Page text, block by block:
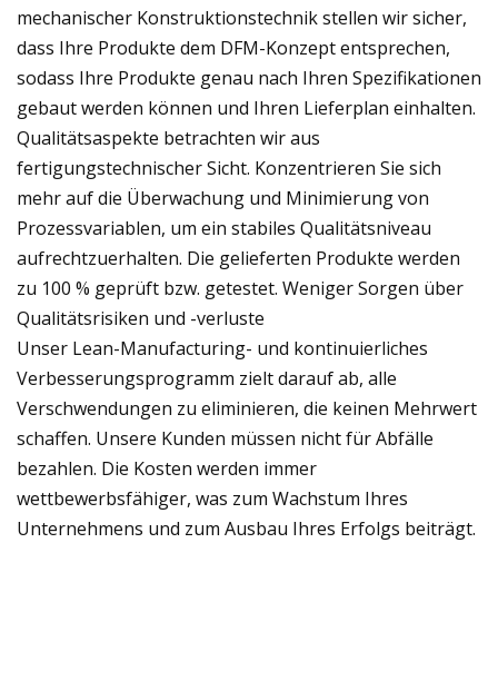
mechanischer Konstruktionstechnik stellen wir sicher,
dass Ihre Produkte dem DFM-Konzept entsprechen,
sodass Ihre Produkte genau nach Ihren Spezifikationen
gebaut werden können und Ihren Lieferplan einhalten.
Qualitätsaspekte betrachten wir aus
fertigungstechnischer Sicht. Konzentrieren Sie sich
mehr auf die Überwachung und Minimierung von
Prozessvariablen, um ein stabiles Qualitätsniveau
aufrechtzuerhalten. Die gelieferten Produkte werden
zu 100 % geprüft bzw. getestet. Weniger Sorgen über
Qualitätsrisiken und -verluste
Unser Lean-Manufacturing- und kontinuierliches
Verbesserungsprogramm zielt darauf ab, alle
Verschwendungen zu eliminieren, die keinen Mehrwert
schaffen. Unsere Kunden müssen nicht für Abfälle
bezahlen. Die Kosten werden immer
wettbewerbsfähiger, was zum Wachstum Ihres
Unternehmens und zum Ausbau Ihres Erfolgs beiträgt.